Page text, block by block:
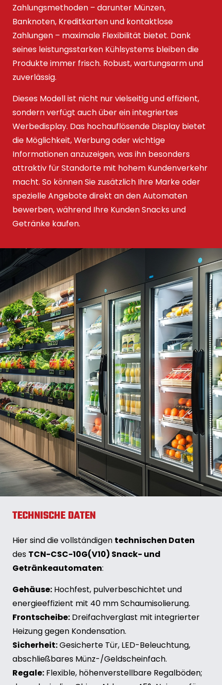
Zahlungsmethoden – darunter Münzen,
Banknoten, Kreditkarten und kontaktlose
Zahlungen – maximale Flexibilität bietet. Dank
seines leistungsstarken Kühlsystems bleiben die
Produkte immer frisch. Robust, wartungsarm und
zuverlässig.
Dieses Modell ist nicht nur vielseitig und effizient,
sondern verfügt auch über ein integriertes
Werbedisplay. Das hochauflösende Display bietet
die Möglichkeit, Werbung oder wichtige
Informationen anzuzeigen, was ihn besonders
attraktiv für Standorte mit hohem Kundenverkehr
macht. So können Sie zusätzlich Ihre Marke oder
spezielle Angebote direkt an den Automaten
bewerben, während Ihre Kunden Snacks und
Getränke kaufen.
TECHNISCHE DATEN
Hier sind die vollständigen technischen Daten
des TCN-CSC-10G(V10) Snack- und
Getränkeautomaten:
Gehäuse: Hochfest, pulverbeschichtet und
energieeffizient mit 40 mm Schaumisolierung.
Frontscheibe: Dreifachverglast mit integrierter
Heizung gegen Kondensation.
Sicherheit:Gesicherte Tür, LED-Beleuchtung,
abschließbares Münz-/Geldscheinfach.
Regale: Flexible, höhenverstellbare Regalböden;